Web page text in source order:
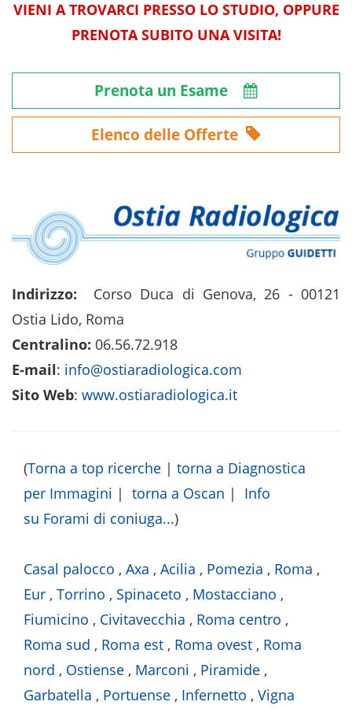
VIENI A TROVARCI PRESSO LO STUDIO, OPPURE
PRENOTA SUBITO UNA VISITA!
Prenota un Esame
Elenco delle Offerte
Indirizzo: Corso Duca di Genova, 26 - 00121
Ostia Lido, Roma
Centralino: 06.56.72.918
E-mail: info@ostiaradiologica.com
Sito Web: www.ostiaradiologica.it
(Torna a top ricerche | torna a Diagnostica
per Immagini | torna a Oscan | Info
su Forami di coniuga...)
Casal palocco , Axa , Acilia , Pomezia , Roma ,
Eur , Torrino , Spinaceto , Mostacciano ,
Fiumicino , Civitavecchia , Roma centro ,
Roma sud , Roma est , Roma ovest , Roma
nord , Ostiense , Marconi , Piramide ,
Garbatella , Portuense , Infernetto , Vigna